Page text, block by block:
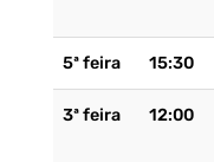
5ª feira 15:30
3ª feira 12:00